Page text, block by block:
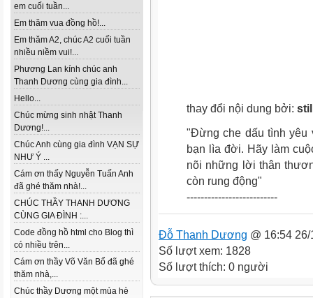
em cuối tuần...
Em thăm vua đồng hồ!...
Em thăm A2, chúc A2 cuối tuần
nhiều niềm vui!...
Phương Lan kính chúc anh
Thanh Dương cùng gia đình...
Hello...
Chúc mừng sinh nhật Thanh
Dương!...
Chúc Anh cùng gia đình VẠN SỰ
NHƯ Ý ...
Cám ơn thấy Nguyễn Tuấn Anh
đã ghé thăm nhà!...
CHÚC THẦY THANH DƯƠNG
CÙNG GIA ĐÌNH :...
Code đồng hồ html cho Blog thì
có nhiều trên...
Cám ơn thầy Võ Văn Bổ đã ghé
thăm nhà,...
Chúc thầy Dương một mùa hè
thay đổi nội dung bởi:
"Đừng che dấu tình yêu
bạn lìa đời. Hãy làm
nõi những lời thân
còn rung động"
--------------------------
Đỗ Thanh Dương @ 16:54
Số lượt xem: 1828
Số lượt thích: 0 người